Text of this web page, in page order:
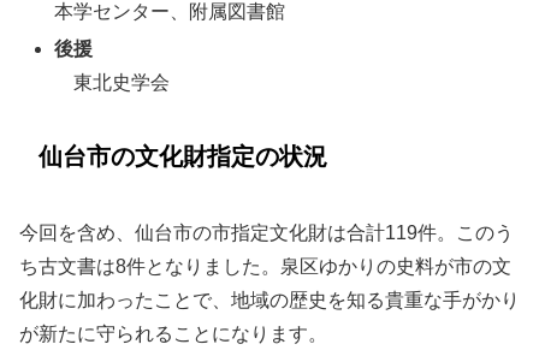
本学センター、附属図書館
後援
東北史学会
仙台市の文化財指定の状況
今回を含め、仙台市の市指定文化財は合計119件。このう
ち古文書は8件となりました。泉区ゆかりの史料が市の文
化財に加わったことで、地域の歴史を知る貴重な手がかり
が新たに守られることになります。